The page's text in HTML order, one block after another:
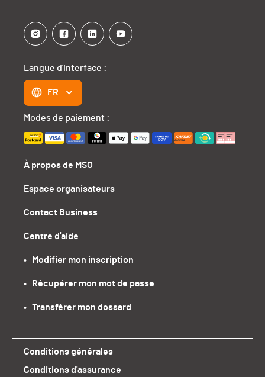
À propos de MSO
Espace organisateurs
Contact Business
Centre d'aide
•   Modifier mon inscription
•   Récupérer mon mot de passe
•   Transférer mon dossard
Langue d'interface :
FR
Modes de paiement :
Conditions générales
Conditions d'assurance